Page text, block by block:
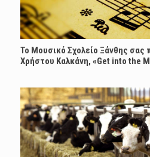
Το Μουσικό Σχολείο Ξάνθης σας
Χρήστου Καλκάνη, «Get into the